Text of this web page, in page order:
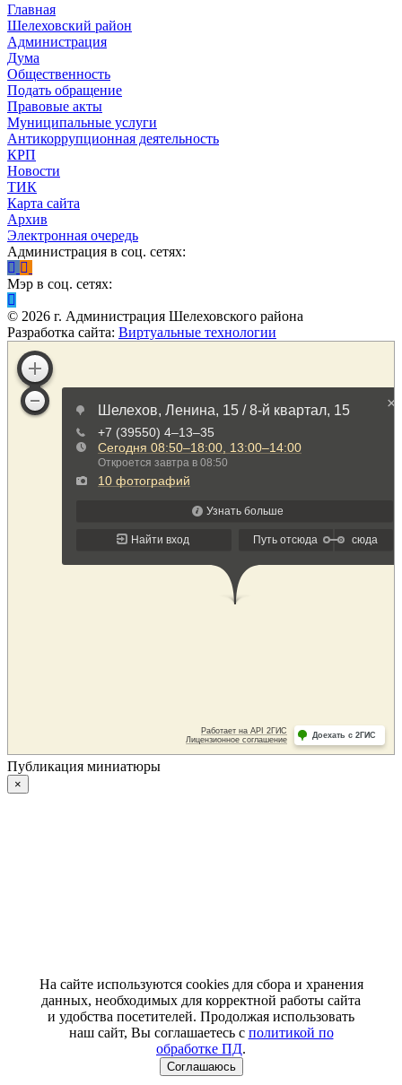
Главная
Шелеховский район
Администрация
Дума
Общественность
Подать обращение
Правовые акты
Муниципальные услуги
Антикоррупционная деятельность
КРП
Новости
ТИК
Карта сайта
Архив
Электронная очередь
Администрация в соц. сетях:
Мэр в соц. сетях:
© 2026 г. Администрация Шелеховского района
Разработка сайта: Виртуальные технологии
Публикация миниатюры
×
На сайте используются cookies для сбора и хранения
данных, необходимых для корректной работы сайта
и удобства посетителей. Продолжая использовать
наш сайт, Вы соглашаетесь с политикой по
обработке ПД.
Соглашаюсь